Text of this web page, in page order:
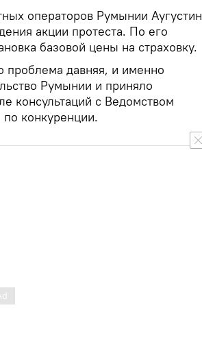
операторов Румынии Аугустин
акции протеста. По его
базовой цены на страховку.
проблема давняя, и именно
Румынии и приняло
консультаций с Ведомством
конкуренции.